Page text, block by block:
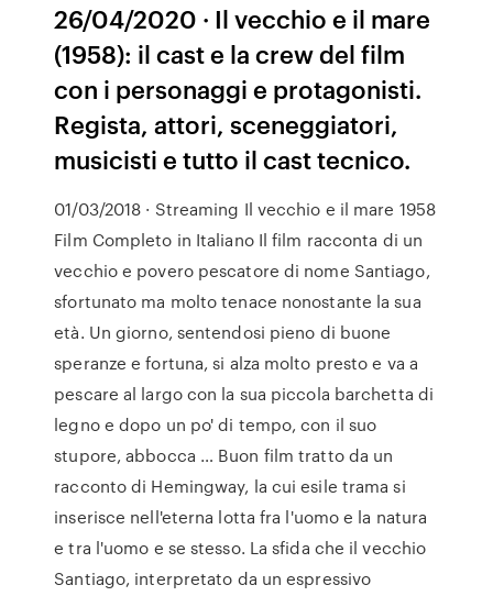
26/04/2020 · Il vecchio e il mare
(1958): il cast e la crew del film
con i personaggi e protagonisti.
Regista, attori, sceneggiatori,
musicisti e tutto il cast tecnico.
01/03/2018 · Streaming Il vecchio e il mare 1958
Film Completo in Italiano Il film racconta di un
vecchio e povero pescatore di nome Santiago,
sfortunato ma molto tenace nonostante la sua
età. Un giorno, sentendosi pieno di buone
speranze e fortuna, si alza molto presto e va a
pescare al largo con la sua piccola barchetta di
legno e dopo un po' di tempo, con il suo
stupore, abbocca … Buon film tratto da un
racconto di Hemingway, la cui esile trama si
inserisce nell'eterna lotta fra l'uomo e la natura
e tra l'uomo e se stesso. La sfida che il vecchio
Santiago, interpretato da un espressivo